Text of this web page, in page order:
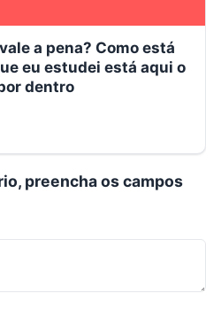
a pena? Como está
eu estudei está aqui o
dentro
preencha os campos